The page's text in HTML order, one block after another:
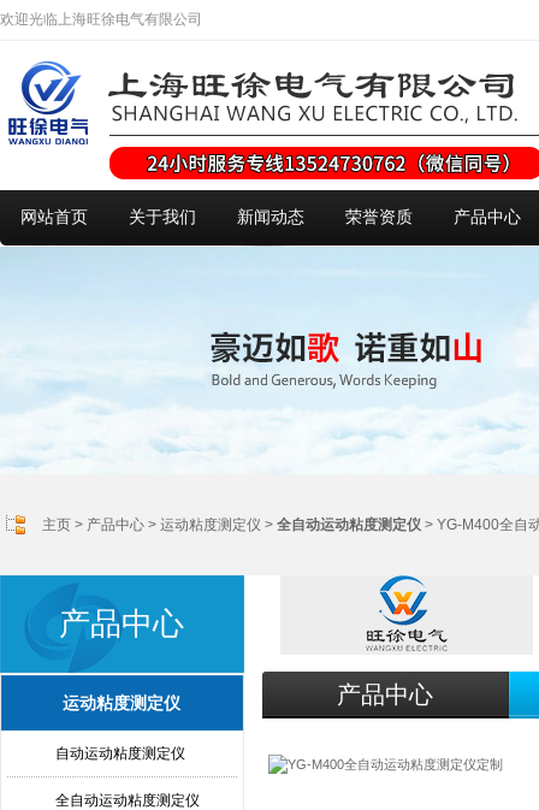
欢迎光临上海旺徐电气有限公司
网站首页 关于我们 新闻动态 荣誉资质 产品中心
主页 > 产品中心 > 运动粘度测定仪 > 全自动运动粘度测定仪 > YG-M400全自
产品中心
运动粘度测定仪
自动运动粘度测定仪
全自动运动粘度测定仪
产品中心